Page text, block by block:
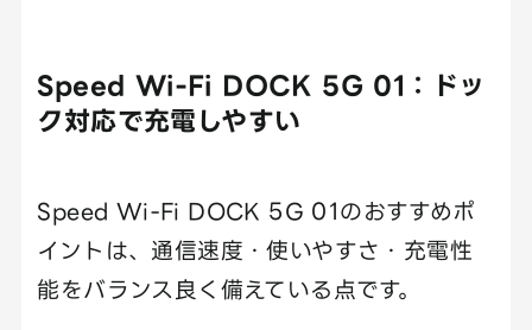
Speed Wi-Fi DOCK 5G 01：ドッ
ク対応で充電しやすい
Speed Wi-Fi DOCK 5G 01のおすすめポ
イントは、通信速度・使いやすさ・充電性
能をバランス良く備えている点です。